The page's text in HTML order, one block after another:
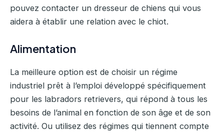
pouvez contacter un dresseur de chiens qui vous
aidera à établir une relation avec le chiot.
Alimentation
La meilleure option est de choisir un régime
industriel prêt à l’emploi développé spécifiquement
pour les labradors retrievers, qui répond à tous les
besoins de l’animal en fonction de son âge et de son
activité. Ou utilisez des régimes qui tiennent compte